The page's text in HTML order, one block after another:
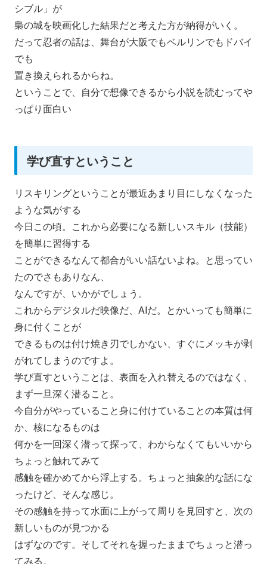
シブル」が
梟の城を映画化した結果だと考えた方が納得がいく。
だって忍者の話は、舞台が大阪でもベルリンでもドバイ
でも
置き換えられるからね。
ということで、 自分で想像できるから小説を読むってや
っぱり面白い
学び直すということ
リスキリングということが最近あまり目にしなくなった
ような気がする
今日この頃。これから必要になる新しいスキル（技能）
を簡単に習得する
ことができるなんて都合がいい話ないよね。 と思ってい
たのでさもありなん、
なんですが、いかがでしょう。
これからデジタルだ映像だ、AIだ。 とかいっても簡単に
身に付くことが
できるものは付け焼き刃でしかない、 すぐにメッキが剥
がれてしまうのですよ。
学び直すということは、表面を入れ替えるのではなく、
まず一旦深く潜ること。
今自分がやっていること身に付けていることの本質は何
か、 核になるものは
何かを一回深く潜って探って、 わからなくてもいいから
ちょっと触れてみて
感触を確かめてから浮上する。ちょっと抽象的な話にな
ったけど、 そんな感じ。
その感触を持って水面に上がって周りを見回すと、 次の
新しいものが見つかる
はずなのです。そしてそれを握ったままでちょっと潜っ
てみる。